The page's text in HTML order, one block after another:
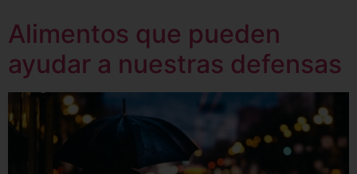
Alimentos que pueden
ayudar a nuestras defensas